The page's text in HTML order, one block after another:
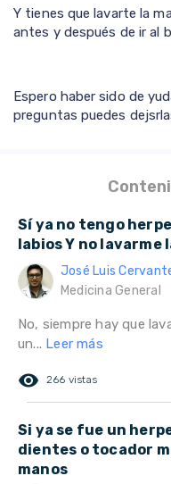
Y tienes que lavarte la
antes y después de ir al
Espero haber sido de
preguntas puedes
Sí ya no tengo
labios Y no lavarme
José Luis
Medicina General
No, siempre hay que
un... Leer más
remove_red_eye 266 vistas
Si ya se fue un
dientes o tocador
manos